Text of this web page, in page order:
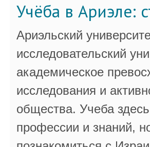
Учёба в Ариэле:
Ариэльский
исследовательский
академическое
исследования и
общества. Учеба
профессии и знаний,